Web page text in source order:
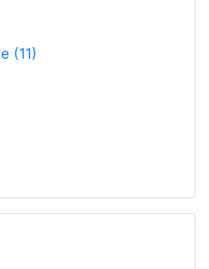
(11)